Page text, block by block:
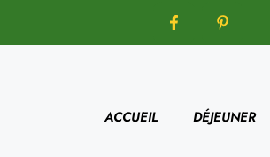
ACCUEIL DÉJEUNER